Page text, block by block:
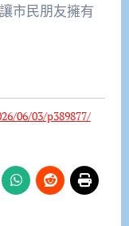
市民朋友擁有
06/03/p389877/